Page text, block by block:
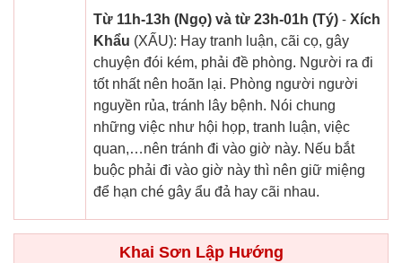
Từ 11h-13h (Ngọ) và từ 23h-01h (Tý) - Xích
Khẩu (XẤU): Hay tranh luận, cãi cọ, gây
chuyện đói kém, phải đề phòng. Người ra đi
tốt nhất nên hoãn lại. Phòng người người
nguyền rủa, tránh lây bệnh. Nói chung
những việc như hội họp, tranh luận, việc
quan,…nên tránh đi vào giờ này. Nếu bắt
buộc phải đi vào giờ này thì nên giữ miệng
để hạn ché gây ẩu đả hay cãi nhau.
Khai Sơn Lập Hướng